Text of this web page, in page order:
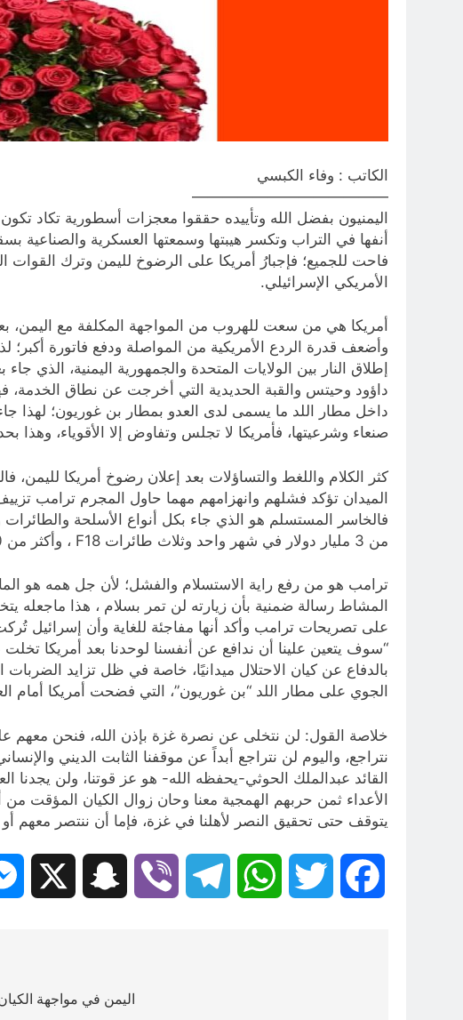
الكاتب : وفاء الكبسي
—————————————
اليمنيون بفضل الله وتأييده حققوا معجزات أسطورية تكاد
أنفها في التراب وتكسر هيبتها وسمعتها العسكرية والصناعية
فاحت للجميع؛ فإجبارُ أمريكا على الرضوخ لليمن وترك القوات
الأمريكي الإسرائيلي.
أمريكا هي من سعت للهروب من المواجهة المكلفة مع
وأضعف قدرة الردع الأمريكية من المواصلة ودفع فاتورة
إطلاق النار بين الولايات المتحدة والجمهورية اليمنية،
داؤود وحيتس والقبة الحديدية التي أخرجت عن نطاق الخدمة،
داخل مطار اللد ما يسمى لدى العدو بمطار بن غوريون؛ لهذا
صنعاء وشرعيتها، فأمريكا لا تجلس وتفاوض إلا الأقوياء، وهذا
كثر الكلام واللغط والتساؤلات بعد إعلان رضوخ أمريكا
الميدان تؤكد فشلهم وانهزامهم مهما حاول المجرم ترامب
فالخاسر المستسلم هو الذي جاء بكل أنواع الأسلحة
من 3 مليار دولار في شهر واحد وثلاث طائرات F18 ، وأكثر من 20 طائرة MQ-9، إذًا فالمستسلم الوحيد والفاشل هو الامريكي وعملائه.
ترامب هو من رفع راية الاستسلام والفشل؛ لأن جل همه هو
المشاط رسالة ضمنية بأن زيارته لن تمر بسلام ، هذا ماجعله
“سوف يتعين علينا أن ندافع عن أنفسنا لوحدنا بعد أمريكا تخلت
بالدفاع عن كيان الاحتلال ميدانيًا، خاصة في ظل تزايد
الجوي على مطار اللد “بن غوريون”، التي فضحت أمريكا أمام
خلاصة القول: لن نتخلى عن نصرة غزة بإذن الله، فنحن معهم
نتراجع، واليوم لن نتراجع أبداً عن موقفنا الثابت الديني
القائد عبدالملك الحوثي-يحفظه الله- هو عز قوتنا، ولن
الأعداء ثمن حربهم الهمجية معنا وحان زوال الكيان المؤقت
يتوقف حتى تحقيق النصر لأهلنا في غزة، فإما أن ننتصر معهم
Facebook
Twitter
WhatsApp
Telegram
Viber
Snapchat
اليمن في مواجهة